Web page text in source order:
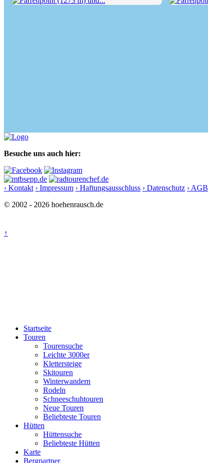
Besuche uns auch hier:
› Kontakt › Impressum › Haftungsausschluss › Datenschutz › AGB
© 2002 - 2026 hoehenrausch.de
↑
Startseite
Touren
Tourensuche
Leichte 3000er
Klettersteige
Skitouren
Winterwandern
Rodeln
Schneeschuhtouren
Neue Touren
Beliebteste Touren
Hütten
Hüttensuche
Beliebteste Hütten
Karte
Bergpartner